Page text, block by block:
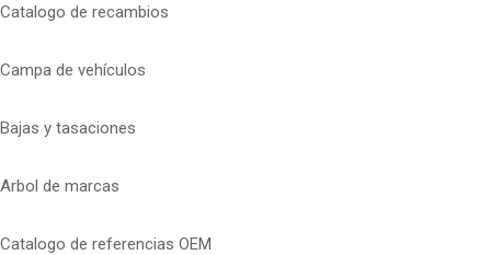
Catalogo de recambios
Campa de vehículos
Bajas y tasaciones
Arbol de marcas
Catalogo de referencias OEM